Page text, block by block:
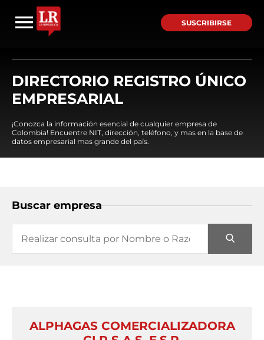
SUSCRIBIRSE
DIRECTORIO REGISTRO ÚNICO
EMPRESARIAL
¡Conozca la información esencial de cualquier empresa de
Colombia! Encuentre NIT, dirección, teléfono, y mas en la base de
datos empresarial mas grande del país.
Buscar empresa
ALPHAGAS COMERCIALIZADORA